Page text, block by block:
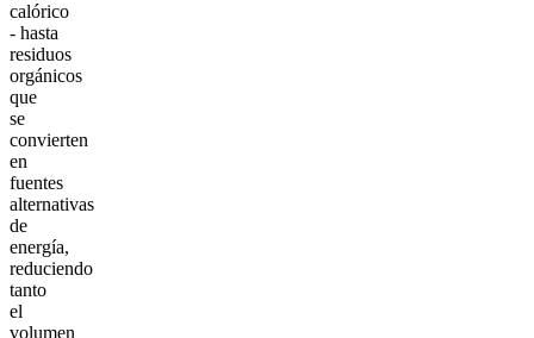
calórico
- hasta
residuos
orgánicos
que
se
convierten
en
fuentes
alternativas
de
energía,
reduciendo
tanto
el
volumen